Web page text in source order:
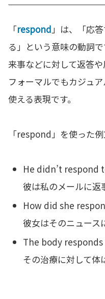
「respond 」は、「応
る」という意味の動詞
来事などに対して返答や
フォーマルでもカジュ
使える表現です。
「respond」を使った
He didn’t respond
彼は私のメールに返
How did she
彼女はそのニュース
The body
その治療に対して体